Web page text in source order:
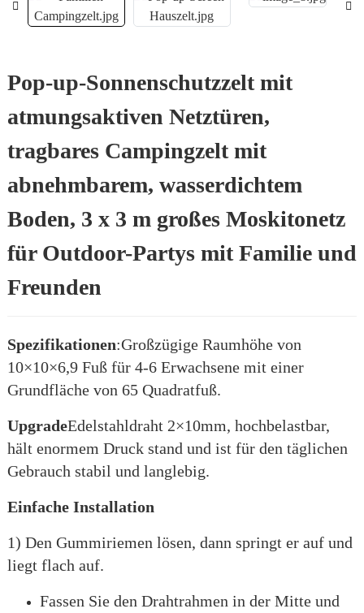
Pop-up-Sonnenschutzzelt mit
atmungsaktiven Netztüren,
tragbares Campingzelt mit
abnehmbarem, wasserdichtem
Boden, 3 x 3 m großes Moskitonetz
für Outdoor-Partys mit Familie und
Freunden
Spezifikationen:Großzügige Raumhöhe von
10×10×6,9 Fuß für 4-6 Erwachsene mit einer
Grundfläche von 65 Quadratfuß.
UpgradeEdelstahldraht 2×10mm, hochbelastbar,
hält enormem Druck stand und ist für den täglichen
Gebrauch stabil und langlebig.
Einfache Installation
1) Den Gummiriemen lösen, dann springt er auf und
liegt flach auf.
Fassen Sie den Drahtrahmen in der Mitte und